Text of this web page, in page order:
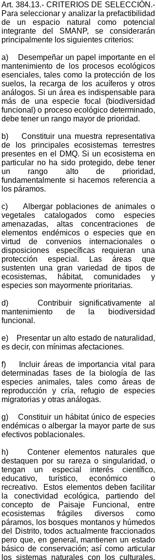
Art. 384.13.- CRITERIOS DE SELECCIÓN.-
Para seleccionar y analizar la prefactibilidad
de un espacio natural como potencial
integrante del SMANP, se considerarán
principalmente los siguientes criterios:
a) Desempeñar un papel importante en el
mantenimiento de los procesos ecológicos
esenciales, tales como la protección de los
suelos, la recarga de los acuíferos y otros
análogos. Si un área es indispensable para
más de una especie focal (biodiversidad
funcional) o proceso ecológico determinado,
debe tener un rango mayor de prioridad.
b) Constituir una muestra representativa
de los principales ecosistemas terrestres
presentes en el DMQ. Si un ecosistema en
particular no ha sido protegido, debe tener
un rango alto de prioridad,
fundamentalmente si hacemos referencia a
los páramos.
c) Albergar poblaciones de animales o
vegetales catalogados como especies
amenazadas, altas concentraciones de
elementos endémicos o especies que en
virtud de convenios internacionales o
disposiciones específicas requieran una
protección especial. Las áreas que
sustenten una gran variedad de tipos de
ecosistemas, hábitat, comunidades y
especies son mayormente prioritarias.
d) Contribuir significativamente al
mantenimiento de la biodiversidad
funcional.
e) Presentar un alto estado de naturalidad,
es decir, con mínimas afectaciones.
f) Incluir áreas de importancia vital para
determinadas fases de la biología de las
especies animales, tales como áreas de
reproducción y cría, refugio de especies
migratorias y otras análogas.
g) Constituir un hábitat único de especies
endémicas o albergar la mayor parte de sus
efectivos poblacionales.
h) Contener elementos naturales que
destaquen por su rareza o singularidad, o
tengan un especial interés científico,
educativo, turístico, económico o
recreativo. Estos elementos deben facilitar
la conectividad ecológica, partiendo del
concepto de Paisaje Funcional, entre
ecosistemas frágiles diversos como
páramos, los bosques montanos y húmedos
del Distrito, todos actualmente fraccionados
pero que, en general, mantienen un estado
básico de conservación; así como articular
los sistemas naturales con los culturales,